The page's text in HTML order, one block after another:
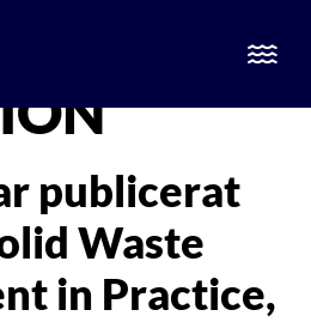
publicerat
Waste
in Practice,